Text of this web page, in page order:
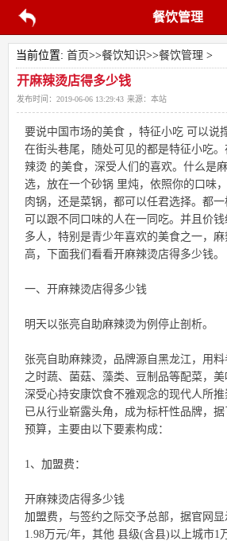
餐饮管理
当前位置: 首页>>餐饮知识>>餐饮管理 >
开麻辣烫店得多少钱
发布时间： 2019-06-06 13:29:43 来源： 本站
要说中国市场的美食 ，特征小吃 可以说
在街头巷尾，随处可见的都是特征小吃
辣烫 的美食，深受人们的喜欢。什么是
选，放在一个砂锅 里炖，依照你的口味
肉锅，还是菜锅，都可以任君选择。都
可以跟不同口味的人在一同吃。并且价
多人，特别是青少年喜欢的美食之一，
高，下面我们看看开麻辣烫店得多少钱。
一、开麻辣烫店得多少钱
明天以张亮自助麻辣烫为例停止剖析。
张亮自助麻辣烫，品牌源自黑龙江，用
之时蔬、菌菇、藻类、豆制品等配菜，美
深受心持安康饮食不雅观念的现代人所
已从行业崭露头角，成为标杆性品牌，
预算，主要由以下要素构成：
1、 加盟费：
开麻辣烫店得多少钱
加盟费，与签约之际交予总部，据官网
1.98万元/年，其他 县级(含县)以上城市1